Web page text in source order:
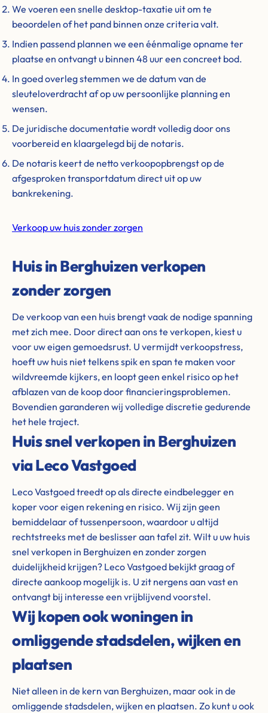
We voeren een snelle desktop-taxatie uit om te
beoordelen of het pand binnen onze criteria valt.
Indien passend plannen we een éénmalige opname ter
plaatse en ontvangt u binnen 48 uur een concreet bod.
In goed overleg stemmen we de datum van de
sleuteloverdracht af op uw persoonlijke planning en
wensen.
De juridische documentatie wordt volledig door ons
voorbereid en klaargelegd bij de notaris.
De notaris keert de netto verkoopopbrengst op de
afgesproken transportdatum direct uit op uw
bankrekening.
Verkoop uw huis zonder zorgen
Huis in Berghuizen verkopen
zonder zorgen
De verkoop van een huis brengt vaak de nodige spanning
met zich mee. Door direct aan ons te verkopen, kiest u
voor uw eigen gemoedsrust. U vermijdt verkoopstress,
hoeft uw huis niet telkens spik en span te maken voor
wildvreemde kijkers, en loopt geen enkel risico op het
afblazen van de koop door financieringsproblemen.
Bovendien garanderen wij volledige discretie gedurende
het hele traject.
Huis snel verkopen in Berghuizen
via Leco Vastgoed
Leco Vastgoed treedt op als directe eindbelegger en
koper voor eigen rekening en risico. Wij zijn geen
bemiddelaar of tussenpersoon, waardoor u altijd
rechtstreeks met de beslisser aan tafel zit. Wilt u uw huis
snel verkopen in Berghuizen en zonder zorgen
duidelijkheid krijgen? Leco Vastgoed bekijkt graag of
directe aankoop mogelijk is. U zit nergens aan vast en
ontvangt bij interesse een vrijblijvend voorstel.
Wij kopen ook woningen in
omliggende stadsdelen, wijken en
plaatsen
Niet alleen in de kern van Berghuizen, maar ook in de
omliggende stadsdelen, wijken en plaatsen. Zo kunt u ook